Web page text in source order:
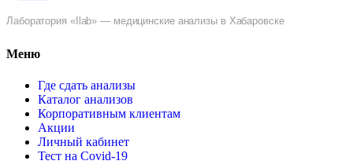
Лаборатория «Ilab» — медицинские анализы в Хабаровске
Меню
Где сдать анализы
Каталог анализов
Корпоративным клиентам
Акции
Личный кабинет
Тест на Covid-19